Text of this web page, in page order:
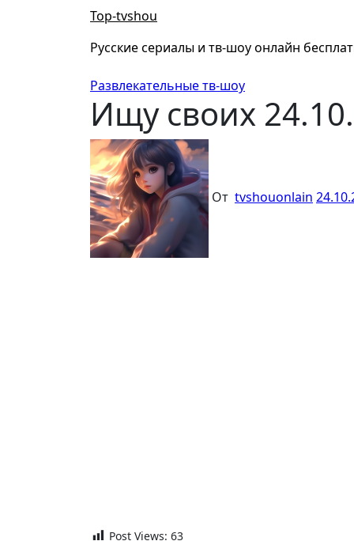
Top-tvshou
Русские сериалы и тв-шоу онлайн
Развлекательные тв-шоу
Ищу своих
От tvshouonlain
Post Views: 63